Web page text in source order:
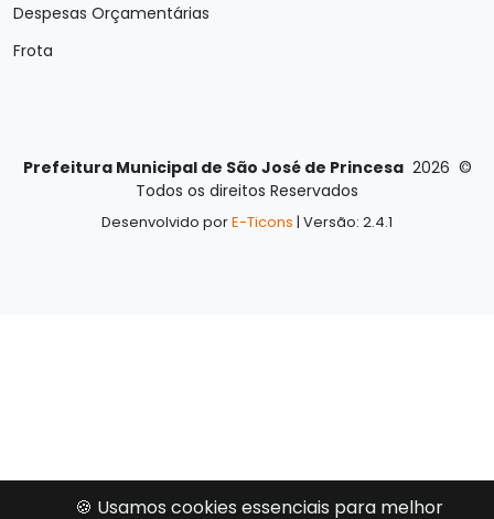
Despesas Orçamentárias
Frota
Prefeitura Municipal de São José de Princesa 2026 ©
Todos os direitos Reservados
Desenvolvido porE-Ticons | Versão: 2.4.1
🍪 Usamos cookies essenciais para melhor